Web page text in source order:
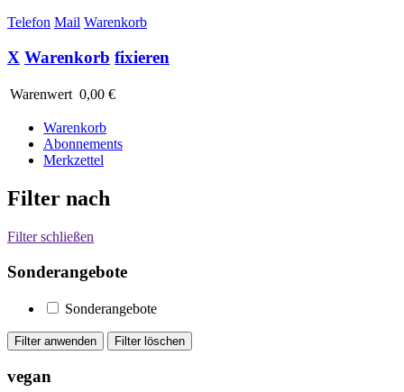
Telefon Mail Warenkorb
X Warenkorb fixieren
Warenwert 0,00 €
Warenkorb
Abonnements
Merkzettel
Filter nach
Filter schließen
Sonderangebote
Sonderangebote
vegan